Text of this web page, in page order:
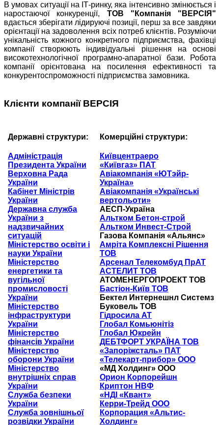
В умовах ситуації на ІТ-ринку, яка інтенсивно змінюється і
наростаючої конкуренції, ТОВ "Компанія "ВЕРСІЯ"
вдається зберігати лідируючі позиції, перш за все завдяки
орієнтації на задоволення всіх потреб клієнтів. Розуміючи
унікальність кожного конкретного підприємства, фахівці
компанії створюють індивідуальні рішення на основі
високотехнологічної програмно-апаратної бази. Робота
компанії орієнтована на посилення ефективності та
конкурентоспроможності підприємства замовника.
Клієнти компанії ВЕРСІЯ
Державні структури:
Адміністрація
Президента України
Верховна Рада
України
Кабінет Міністрів
України
Державна служба
України з
надзвичайних
ситуацій
Міністерство освіти і
науки України
Міністерство
енергетики та
вугільної
промисловості
України
Міністерство
інфраструктури
України
Міністерство
фінансів України
Міністерство
оборони України
Міністерство
внутрішніх справ
України
Служба безпеки
України
Служба зовнішньої
розвідки України
Комерційні структури:
Київцентраеро
«Київгаз» ПАТ
Авіакомпанія «ЮТэйр-
Україна»
Авіакомпанія «Українські
вертольоти»
АЕСП-Україна
Альтком Бетон-строй
Альтком Инвест-Строй
Газова Компанія «Альянс»
Амріта Комплексні Рішення
ТОВ
Арсенал Телекомбуд ПрАТ
АСТЕЛИТ ТОВ
АТОМЕНЕРГОПРОЕКТ ТОВ
Бастіон-Київ ТОВ
Бектел Интернешнл Системз
Буковель ТОВ
Гідросила АТ
Глобал Комьюнітіз
Глобал Юкрейн
ДЕБТФОРТ УКРАЇНА ТОВ
«Запоріжсталь» ПАТ
«Телекарт-прибор» ООО
«МД Холдинг» ООО
Орион Корпорейшн
Криптон НВФ
«НДІ «Квант»
Керри-Трейд ООО
Корпорация «Альтис-
Холдинг»